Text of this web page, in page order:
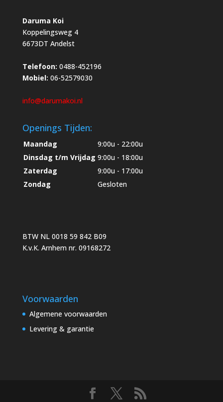
Daruma Koi
Koppelingsweg 4
6673DT Andelst
Telefoon: 0488-452196
Mobiel: 06-52579030
info@darumakoi.nl
Openings Tijden:
Maandag
9:00u - 22:00u
Dinsdag t/m Vrijdag 9:00u - 18:00u
Zaterdag
9:00u - 17:00u
Zondag
Gesloten
BTW NL 0018 59 842 B09
K.v.K. Arnhem nr. 09168272
Voorwaarden
Algemene voorwaarden
Levering & garantie